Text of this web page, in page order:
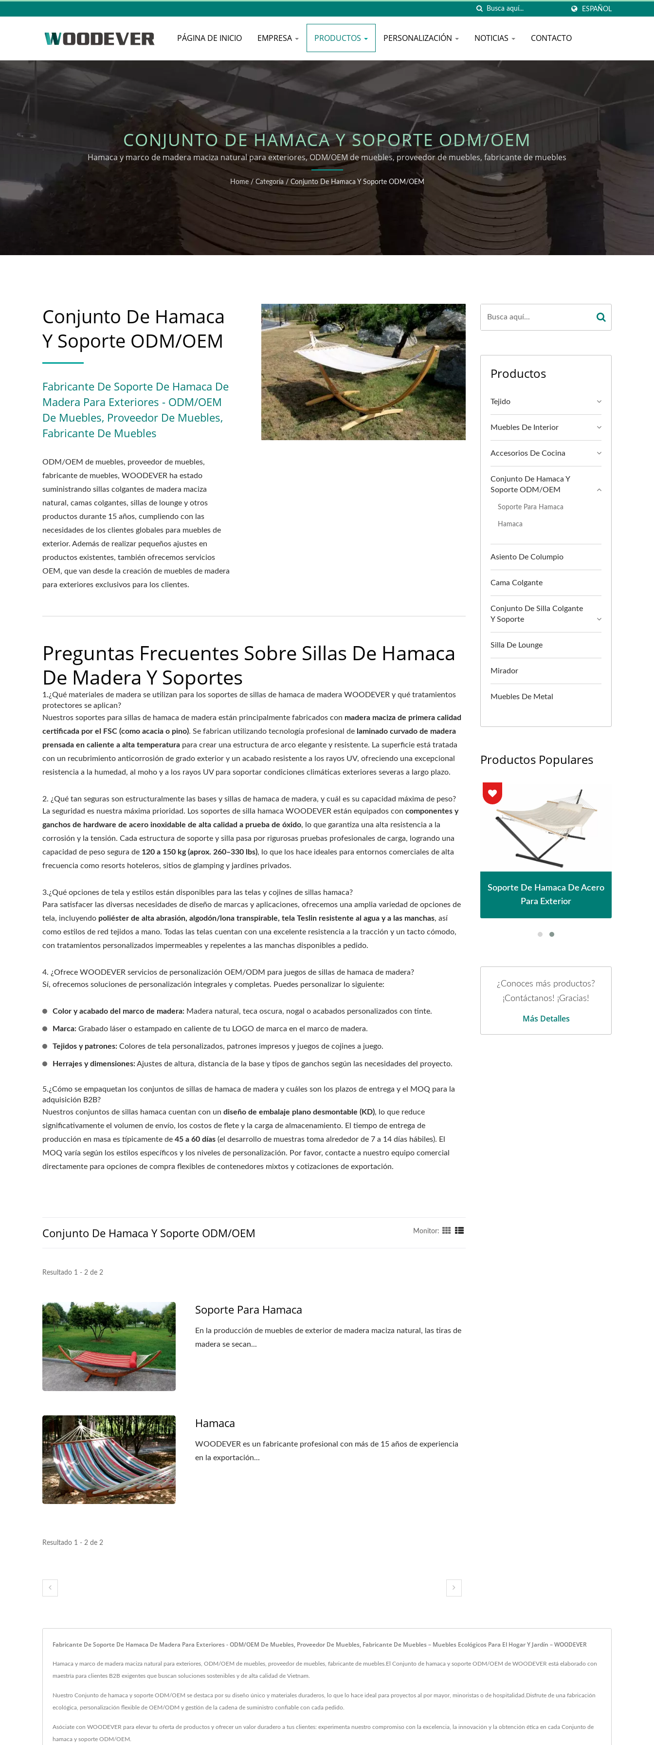
ESPAÑOL
PÁGINA DE INICIO EMPRESA PRODUCTOS PERSONALIZACIÓN NOTICIAS CONTACTO
CONJUNTO DE HAMACA Y SOPORTE ODM/OEM
Hamaca y marco de madera maciza natural para exteriores, ODM/OEM de muebles, proveedor de muebles, fabricante de muebles
Home / Categoría / Conjunto De Hamaca Y Soporte ODM/OEM
Conjunto De Hamaca
Y Soporte ODM/OEM
Fabricante De Soporte De Hamaca De
Madera Para Exteriores - ODM/OEM
De Muebles, Proveedor De Muebles,
Fabricante De Muebles
ODM/OEM de muebles, proveedor de muebles,
fabricante de muebles, WOODEVER ha estado
suministrando sillas colgantes de madera maciza
natural, camas colgantes, sillas de lounge y otros
productos durante 15 años, cumpliendo con las
necesidades de los clientes globales para muebles de
exterior. Además de realizar pequeños ajustes en
productos existentes, también ofrecemos servicios
OEM, que van desde la creación de muebles de madera
para exteriores exclusivos para los clientes.
Preguntas Frecuentes Sobre Sillas De Hamaca
De Madera Y Soportes
1.¿Qué materiales de madera se utilizan para los soportes de sillas de hamaca de madera WOODEVER y qué tratamientos
protectores se aplican?
Nuestros soportes para sillas de hamaca de madera están principalmente fabricados con madera maciza de primera calidad
certificada por el FSC (como acacia o pino). Se fabrican utilizando tecnología profesional de laminado curvado de madera
prensada en caliente a alta temperatura para crear una estructura de arco elegante y resistente. La superficie está tratada
con un recubrimiento anticorrosión de grado exterior y un acabado resistente a los rayos UV, ofreciendo una excepcional
resistencia a la humedad, al moho y a los rayos UV para soportar condiciones climáticas exteriores severas a largo plazo.
2. ¿Qué tan seguras son estructuralmente las bases y sillas de hamaca de madera, y cuál es su capacidad máxima de peso?
La seguridad es nuestra máxima prioridad. Los soportes de silla hamaca WOODEVER están equipados con componentes y
ganchos de hardware de acero inoxidable de alta calidad a prueba de óxido, lo que garantiza una alta resistencia a la
corrosión y la tensión. Cada estructura de soporte y silla pasa por rigurosas pruebas profesionales de carga, logrando una
capacidad de peso segura de 120 a 150 kg (aprox. 260–330 lbs), lo que los hace ideales para entornos comerciales de alta
frecuencia como resorts hoteleros, sitios de glamping y jardines privados.
3.¿Qué opciones de tela y estilos están disponibles para las telas y cojines de sillas hamaca?
Para satisfacer las diversas necesidades de diseño de marcas y aplicaciones, ofrecemos una amplia variedad de opciones de
tela, incluyendo poliéster de alta abrasión, algodón/lona transpirable, tela Teslin resistente al agua y a las manchas, así
como estilos de red tejidos a mano. Todas las telas cuentan con una excelente resistencia a la tracción y un tacto cómodo,
con tratamientos personalizados impermeables y repelentes a las manchas disponibles a pedido.
4. ¿Ofrece WOODEVER servicios de personalización OEM/ODM para juegos de sillas de hamaca de madera?
Sí, ofrecemos soluciones de personalización integrales y completas. Puedes personalizar lo siguiente:
Color y acabado del marco de madera: Madera natural, teca oscura, nogal o acabados personalizados con tinte.
Marca: Grabado láser o estampado en caliente de tu LOGO de marca en el marco de madera.
Tejidos y patrones: Colores de tela personalizados, patrones impresos y juegos de cojines a juego.
Herrajes y dimensiones:Ajustes de altura, distancia de la base y tipos de ganchos según las necesidades del proyecto.
5.¿Cómo se empaquetan los conjuntos de sillas de hamaca de madera y cuáles son los plazos de entrega y el MOQ para la
adquisición B2B?
Nuestros conjuntos de sillas hamaca cuentan con un diseño de embalaje plano desmontable (KD), lo que reduce
significativamente el volumen de envío, los costos de flete y la carga de almacenamiento. El tiempo de entrega de
producción en masa es típicamente de 45 a 60 días (el desarrollo de muestras toma alrededor de 7 a 14 días hábiles). El
MOQ varía según los estilos específicos y los niveles de personalización. Por favor, contacte a nuestro equipo comercial
directamente para opciones de compra flexibles de contenedores mixtos y cotizaciones de exportación.
Conjunto De Hamaca Y Soporte ODM/OEM Monitor:
Resultado 1 - 2 de 2
Soporte Para Hamaca
En la producción de muebles de exterior de madera maciza natural, las tiras de
madera se secan...
Hamaca
WOODEVER es un fabricante profesional con más de 15 años de experiencia
en la exportación...
Resultado 1 - 2 de 2
Productos
Tejido
Muebles De Interior
Accesorios De Cocina
Conjunto De Hamaca Y
Soporte ODM/OEM
Soporte Para Hamaca
Hamaca
Asiento De Columpio
Cama Colgante
Conjunto De Silla Colgante
Y Soporte
Silla De Lounge
Mirador
Muebles De Metal
Productos Populares
Pérgola Con Toldo Ajustable
De Metal
Soporte De Hamaca De Acero
Para Exterior
Pérgola Con Toldo Ajustable
De Metal
Soporte De Hamaca De Acero
Para Exterior
¿Conoces más productos?
¡Contáctanos! ¡Gracias!
Más Detalles
Fabricante De Soporte De Hamaca De Madera Para Exteriores - ODM/OEM De Muebles, Proveedor De Muebles, Fabricante De Muebles – Muebles Ecológicos Para El Hogar Y Jardín – WOODEVER
Hamaca y marco de madera maciza natural para exteriores, ODM/OEM de muebles, proveedor de muebles, fabricante de muebles.El Conjunto de hamaca y soporte ODM/OEM de WOODEVER está elaborado con
maestría para clientes B2B exigentes que buscan soluciones sostenibles y de alta calidad de Vietnam.
Nuestro Conjunto de hamaca y soporte ODM/OEM se destaca por su diseño único y materiales duraderos, lo que lo hace ideal para proyectos al por mayor, minoristas o de hospitalidad.Disfrute de una fabricación
ecológica, personalización flexible de OEM/ODM y gestión de la cadena de suministro confiable con cada pedido.
Asóciate con WOODEVER para elevar tu oferta de productos y ofrecer un valor duradero a tus clientes: experimenta nuestro compromiso con la excelencia, la innovación y la obtención ética en cada Conjunto de
hamaca y soporte ODM/OEM.